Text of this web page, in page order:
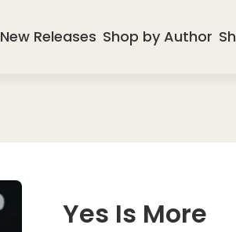
New Releases Shop by Author
Yes Is More